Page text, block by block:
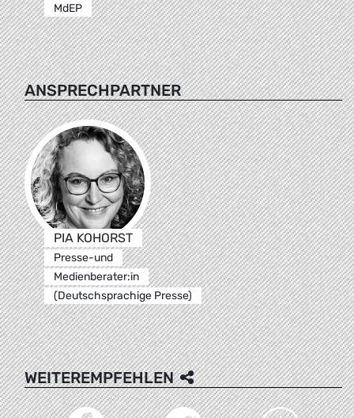
MdEP
ANSPRECHPARTNER
PIA KOHORST
Presse-und
Medienberater:in
(Deutschsprachige Presse)
WEITEREMPFEHLEN